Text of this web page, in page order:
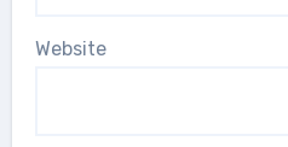
Website